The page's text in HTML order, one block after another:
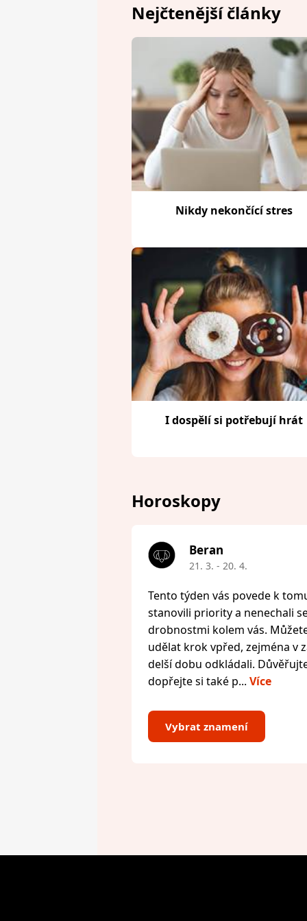
Nejčtenější články
Nikdy nekončící stres
I dospělí si potřebují hrát
Horoskopy
Beran
21. 3. - 20. 4.
Tento týden vás povede k
stanovili priority a nenechali
drobnostmi kolem vás.
udělat krok vpřed, zejména v
delší dobu odkládali.
dopřejte si také p... Více
Vybrat znamení